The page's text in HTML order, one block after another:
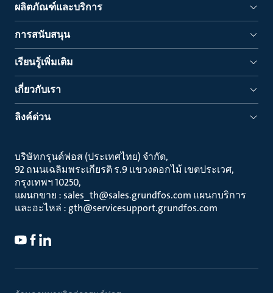
ผลิตภัณฑ์และบริการ
การสนับสนุน
เรียนรู้เพิ่มเติม
เกี่ยวกับเรา
ลิงค์ด่วน
บริษัทกรุนด์ฟอส (ประเทศไทย) จำกัด
92 ถนนเฉลิมพระเกียรติ ร.9 แขวงดอกไม้ เขตประเวศ
กรุงเทพฯ 10250
แผนกขาย : sales_th@sales.grundfos.com แผนกบริการ
และอะไหล่ : gth@servicesupport.grundfos.com